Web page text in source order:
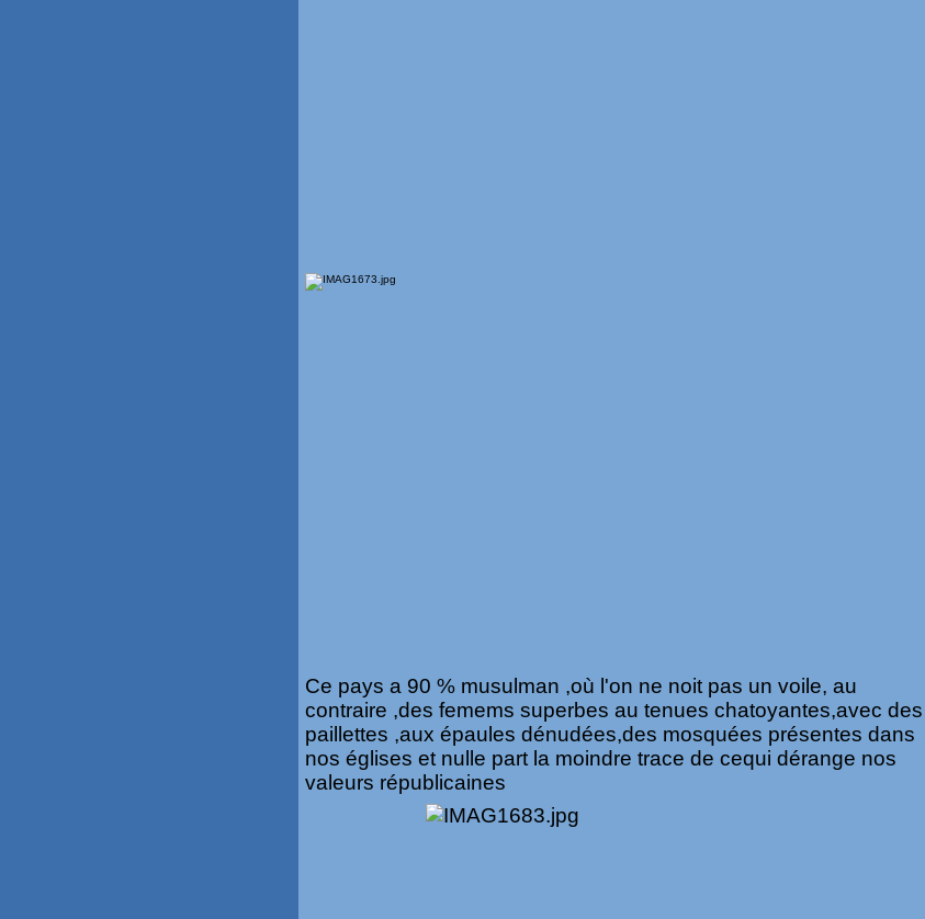
Ce pays a 90 % musulman ,où l'on ne noit pas un voile, au
contraire ,des femems superbes au tenues chatoyantes,avec des
paillettes ,aux épaules dénudées,des mosquées présentes dans
nos églises et nulle part la moindre trace de cequi dérange nos
valeurs républicaines